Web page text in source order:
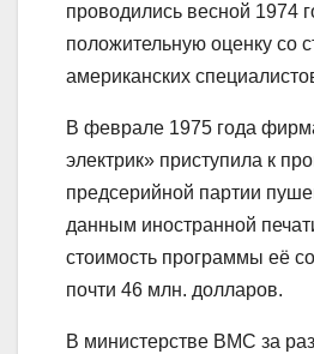
проводились весной 1974
положительную оценку со
американских
В феврале 1975 года
электрик» приступила к
предсерийной партии
данным иностранной
стоимость программы её
почти 46 млн. долларов.
В министерстве ВМС за